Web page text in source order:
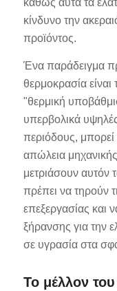
καθώς αυτά τα
κίνδυνο την
προϊόντος.
Ένα παράδειγμα
θερμοκρασία
"θερμική
υπερβολικά
περιόδους,
απώλεια μηχανικής
μετριάσουν αυτόν
πρέπει να τηρούν
επεξεργασίας και
ξήρανσης για την
σε υγρασία στα
Το μέλλον